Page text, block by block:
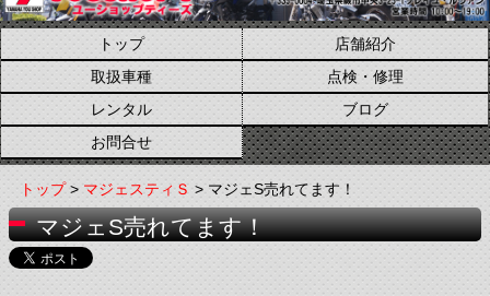
トップ
店舗紹介
取扱車種
点検・修理
レンタル
ブログ
お問合せ
トップ>マジェスティＳ> マジェS売れてます！
マジェS売れてます！